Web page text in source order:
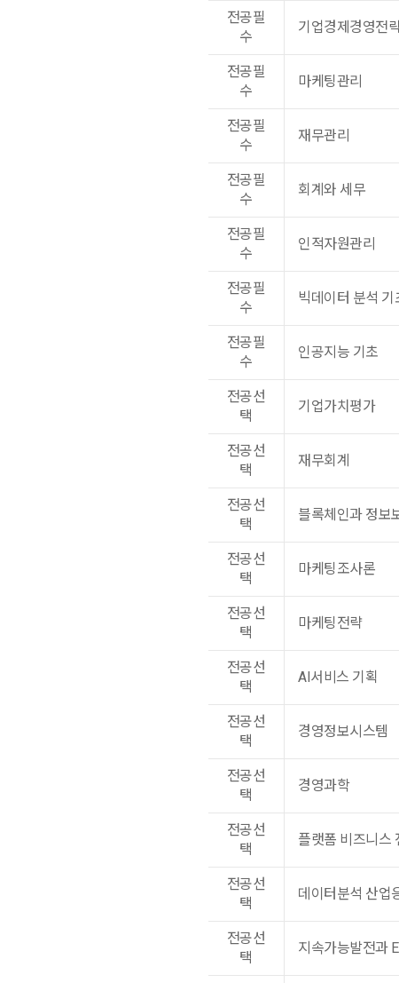
전공필
수
기업경제경영전
전공필
수
마케팅관리
전공필
수
재무관리
전공필
수
회계와 세무
전공필
수
인적자원관리
전공필
수
빅데이터 분석 기
전공필
수
인공지능 기초
전공선
택
기업가치평가
전공선
택
재무회계
전공선
택
블록체인과 정보
전공선
택
마케팅조사론
전공선
택
마케팅전략
전공선
택
AI서비스 기획
전공선
택
경영정보시스템
전공선
택
경영과학
전공선
택
플랫폼 비즈니스
전공선
택
데이터분석 산업
전공선
택
지속가능발전과